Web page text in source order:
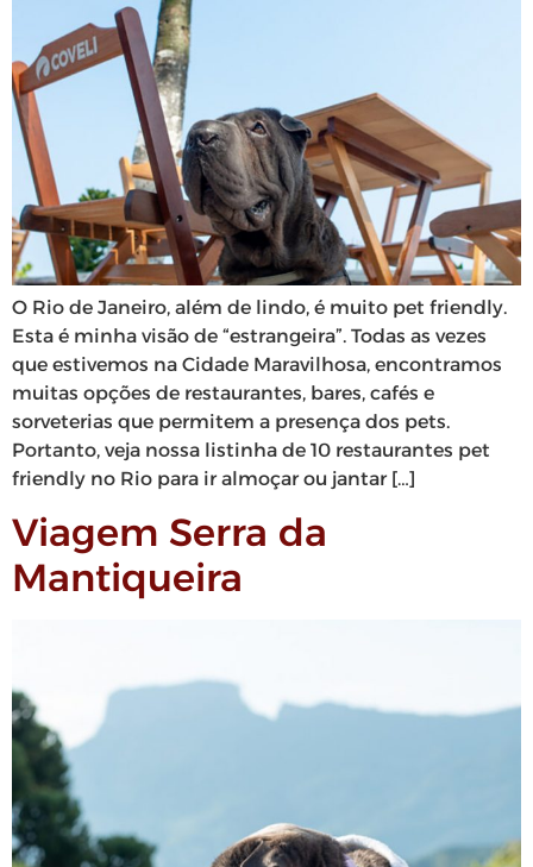
O Rio de Janeiro, além de lindo, é muito pet friendly.
Esta é minha visão de “estrangeira”. Todas as vezes
que estivemos na Cidade Maravilhosa, encontramos
muitas opções de restaurantes, bares, cafés e
sorveterias que permitem a presença dos pets.
Portanto, veja nossa listinha de 10 restaurantes pet
friendly no Rio para ir almoçar ou jantar […]
Viagem Serra da
Mantiqueira